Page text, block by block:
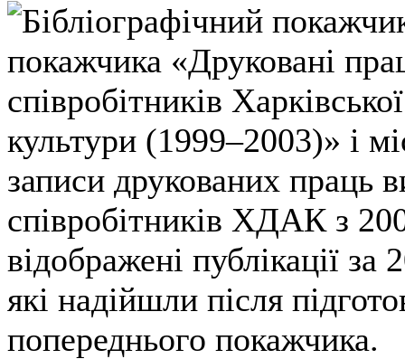
Бібліографічний
покажчика «Друковані
співробітників
культури (1999–2003)» і
записи друкованих праць
співробітників ХДАК з
відображені публікації
які надійшли після
попереднього покажчика.